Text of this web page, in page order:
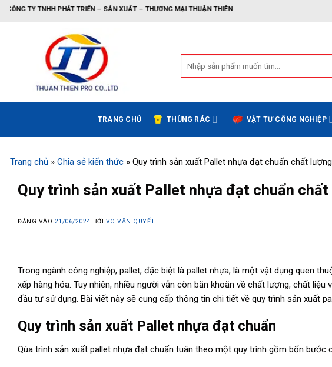
PHÁT TRIỂN – SẢN XUẤT – THƯƠNG MẠI THUẬN THIÊN
kiếm:
TRANG CHỦ THÙNG RÁC VẬT TƯ CÔNG NGHIỆP
Trang chủ » Chia sẻ kiến thức » Quy trình sản xuất Pallet nhựa đạt chuẩn chất lượng
Quy trình sản xuất Pallet nhựa đạt chuẩn
ĐĂNG VÀO 21/06/2024 BỞI VÕ VĂN QUYẾT
Trong ngành công nghiệp, pallet, đặc biệt là pallet nhựa, là một vật dụng quen
xếp hàng hóa. Tuy nhiên, nhiều người vẫn còn băn khoăn về chất lượng, chất
đầu tư sử dụng. Bài viết này sẽ cung cấp thông tin chi tiết về quy trình sản xuất
Quy trình sản xuất Pallet nhựa đạt chuẩn
Qúa trình sản xuất pallet nhựa đạt chuẩn tuân theo một quy trình gồm bốn bước